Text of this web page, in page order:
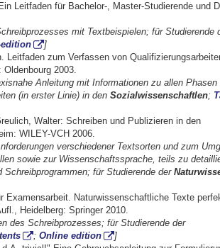
Leitfaden für Bachelor-, Master-Studierende und
mit Textbeispielen; für Studierende
]
Leitfaden zum Verfassen von
2003.
Anleitung mit Informationen zu allen Phasen
(in erster Linie) in den Sozialwissenschaftlen;
Walter: Schreiben und Publizieren in den
WILEY-VCH 2006.
verschiedener Textsorten und zum
sowie zur Wissenschaftssprache, teils zu
für Studierende der
Examensarbeit. Naturwissenschaftliche Texte
Heidelberg: Springer 2010.
des Schreibprozesses; für Studierende der
; Online edition
]